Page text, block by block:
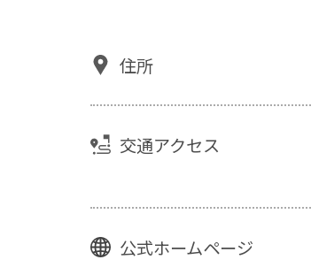
住所
交通アクセス
公式ホームページ